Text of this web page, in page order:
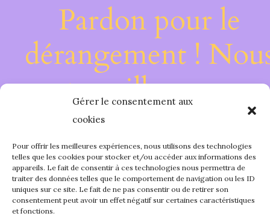
Gérer le consentement aux
cookies
Pour offrir les meilleures expériences, nous utilisons des technologies
telles que les cookies pour stocker et/ou accéder aux informations des
appareils. Le fait de consentir à ces technologies nous permettra de
traiter des données telles que le comportement de navigation ou les ID
uniques sur ce site. Le fait de ne pas consentir ou de retirer son
consentement peut avoir un effet négatif sur certaines caractéristiques
et fonctions.
Pardon pour le
dérangement !
travaillons sur
quelque chose de
fantastique –
bientôt !